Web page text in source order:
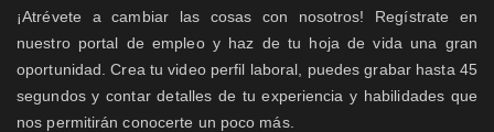
¡Atrévete a cambiar las cosas con nosotros! Regístrate en
nuestro portal de empleo y haz de tu hoja de vida una gran
oportunidad. Crea tu video perfil laboral, puedes grabar hasta 45
segundos y contar detalles de tu experiencia y habilidades que
nos permitirán conocerte un poco más.